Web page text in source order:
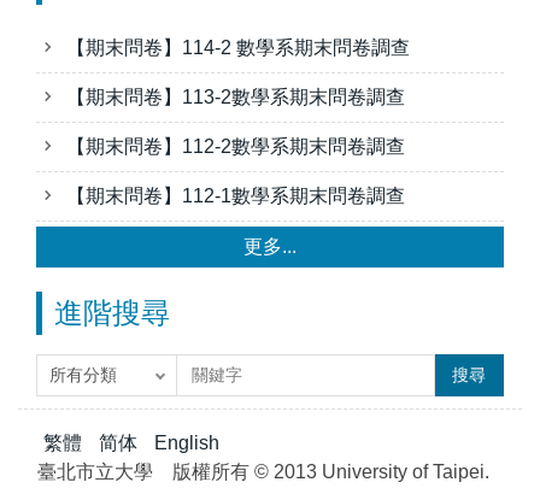
【期末問卷】114-2 數學系期末問卷調查
【期末問卷】113-2數學系期末問卷調查
【期末問卷】112-2數學系期末問卷調查
【期末問卷】112-1數學系期末問卷調查
更多...
進階搜尋
搜尋
繁體 简体
English
臺北市立大學 版權所有 © 2013 University of Taipei.